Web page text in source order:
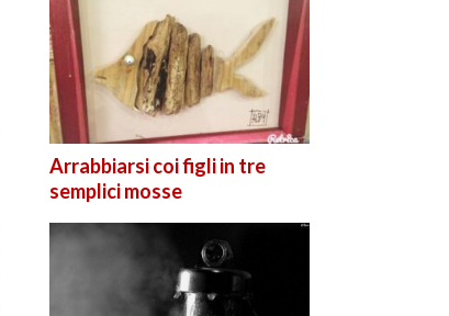
Arrabbiarsi coi figli in tre
semplici mosse